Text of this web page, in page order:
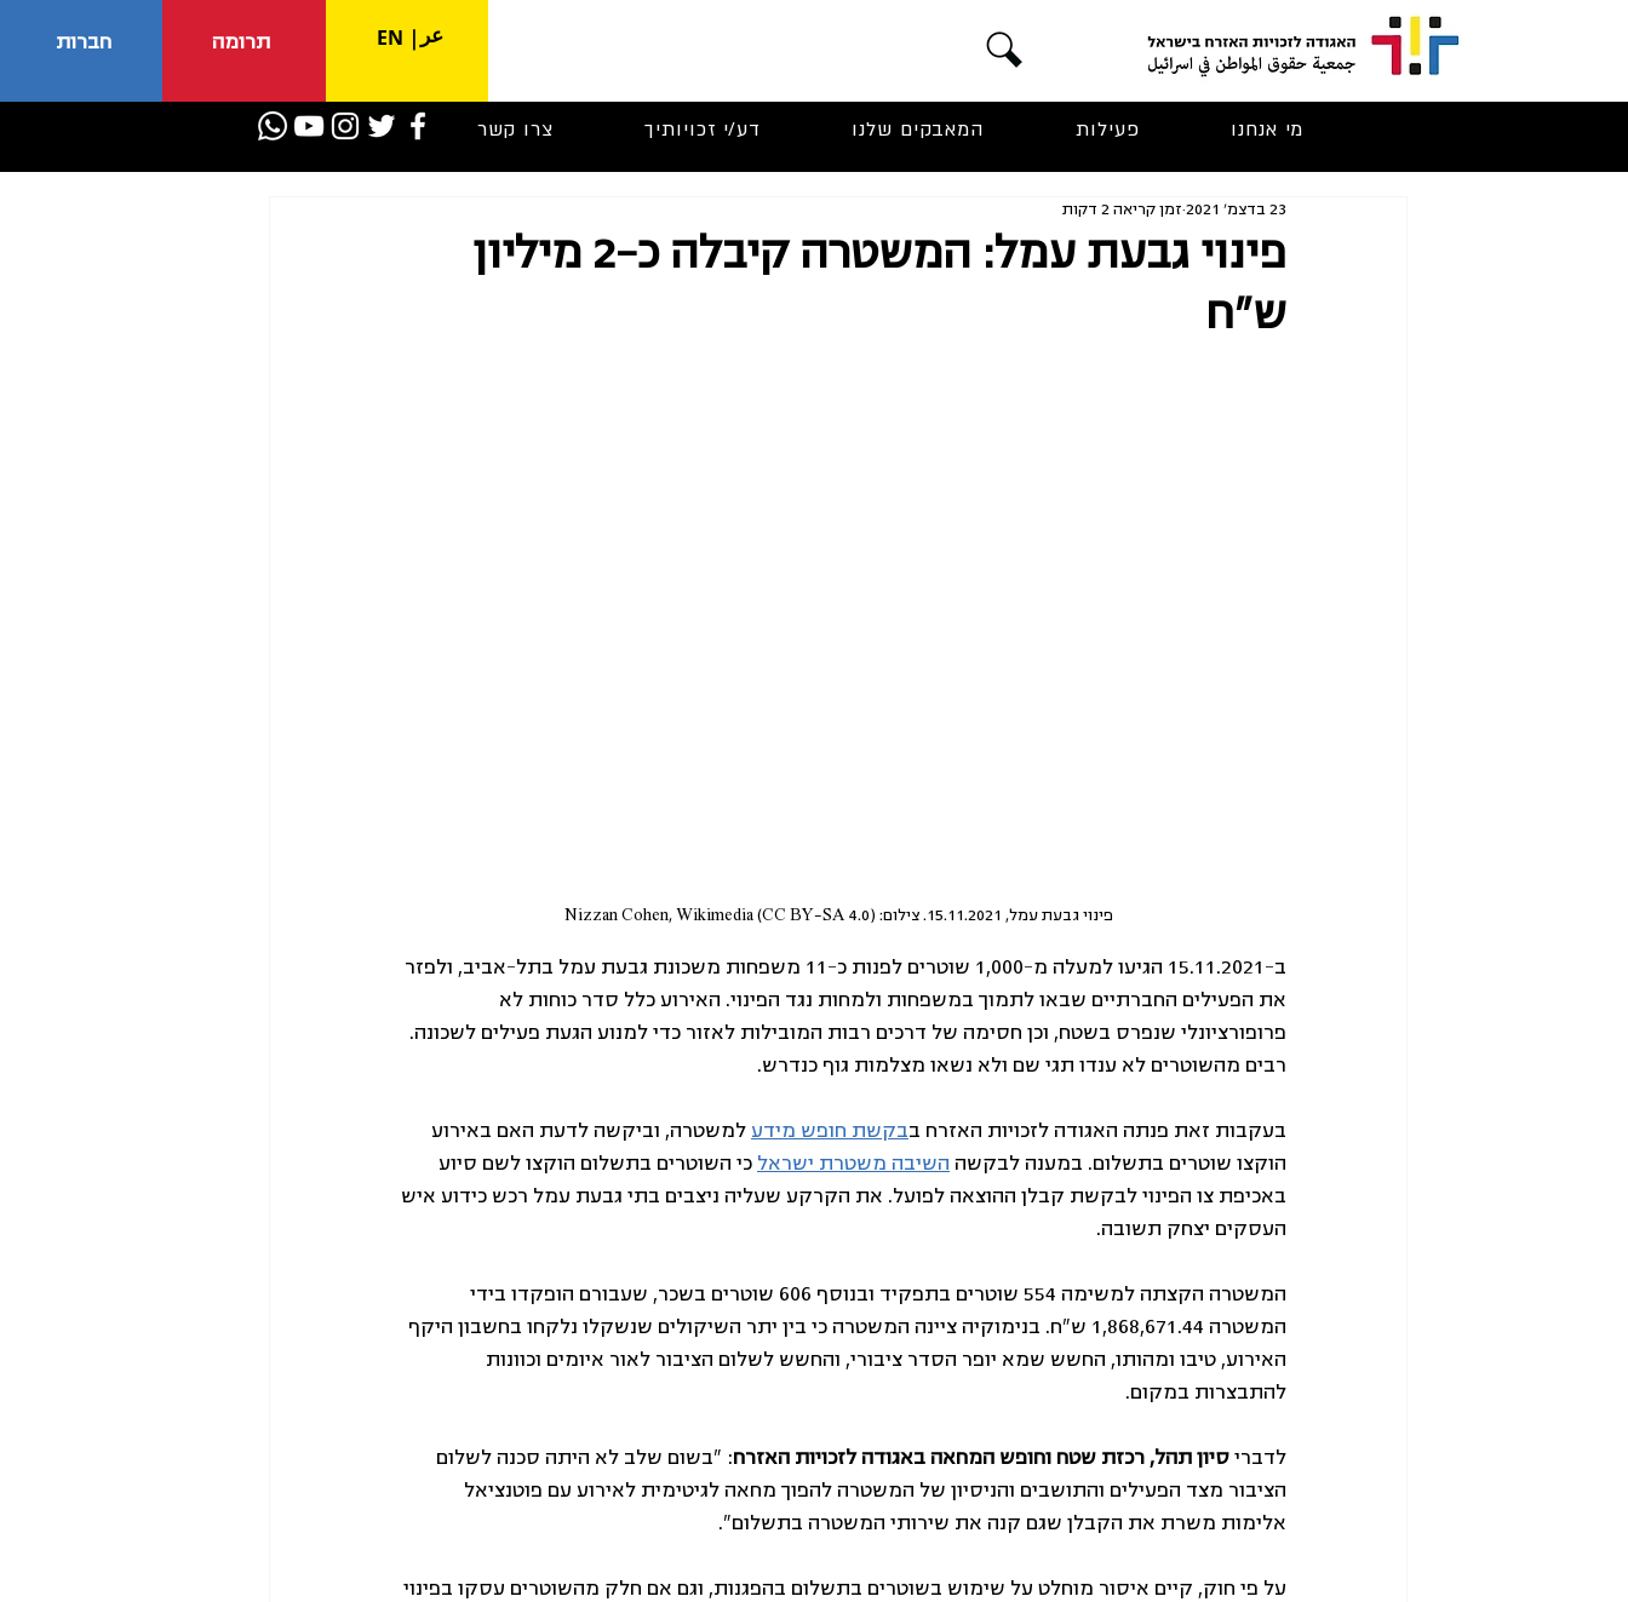
חברות תרומה عر EN
מי אנחנו פעילות המאבקים שלנו דע/י זכויותיך צרו קשר
פינוי גבעת עמל: המשטרה קיבלה כ-2 מיליון
ש"ח
23 בדצמ׳ 2021 זמן קריאה 2 דקות
פינוי גבעת עמל, 15.11.2021. צילום: Nizzan Cohen, Wikimedia (CC BY-SA 4.0)
ב-15.11.2021 הגיעו למעלה מ-1,000 שוטרים לפנות כ-11 משפחות משכונת גבעת עמל בתל-אביב, ולפזר
את הפעילים החברתיים שבאו לתמוך במשפחות ולמחות נגד הפינוי. האירוע כלל סדר כוחות לא
פרופורציונלי שנפרס בשטח, וכן חסימה של דרכים רבות המובילות לאזור כדי למנוע הגעת פעילים לשכונה.
רבים מהשוטרים לא ענדו תגי שם ולא נשאו מצלמות גוף כנדרש.
בעקבות זאת פנתה האגודה לזכויות האזרח בבקשת חופש מידע למשטרה, וביקשה לדעת האם באירוע
הוקצו שוטרים בתשלום. במענה לבקשה השיבה משטרת ישראל כי השוטרים בתשלום הוקצו לשם סיוע
באכיפת צו הפינוי לבקשת קבלן ההוצאה לפועל. את הקרקע שעליה ניצבים בתי גבעת עמל רכש כידוע איש
העסקים יצחק תשובה.
המשטרה הקצתה למשימה 554 שוטרים בתפקיד ובנוסף 606 שוטרים בשכר, שעבורם הופקדו בידי
המשטרה 1,868,671.44 ש"ח. בנימוקיה ציינה המשטרה כי בין יתר השיקולים שנשקלו נלקחו בחשבון היקף
האירוע, טיבו ומהותו, החשש שמא יופר הסדר ציבורי, והחשש לשלום הציבור לאור איומים וכוונות
להתבצרות במקום.
לדברי סיון תהל, רכזת שטח וחופש המחאה באגודה לזכויות האזרח: "בשום שלב לא היתה סכנה לשלום
הציבור מצד הפעילים והתושבים והניסיון של המשטרה להפוך מחאה לגיטימית לאירוע עם פוטנציאל
אלימות משרת את הקבלן שגם קנה את שירותי המשטרה בתשלום".
על פי חוק, קיים איסור מוחלט על שימוש בשוטרים בתשלום בהפגנות, וגם אם חלק מהשוטרים עסקו בפינוי